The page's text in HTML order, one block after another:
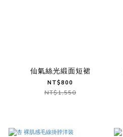
仙氣絲光緞面短裙
NT$800
NT$1,550